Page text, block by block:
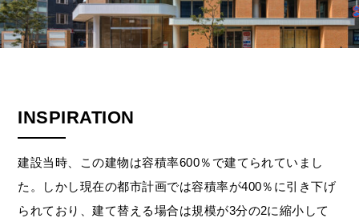
INSPIRATION
建設当時、この建物は容積率600％で建てられていまし
た。しかし現在の都市計画では容積率が400％に引き下げ
られており、建て替える場合は規模が3分の2に縮小して